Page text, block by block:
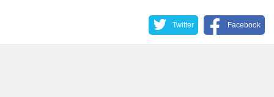
Twitter Facebook